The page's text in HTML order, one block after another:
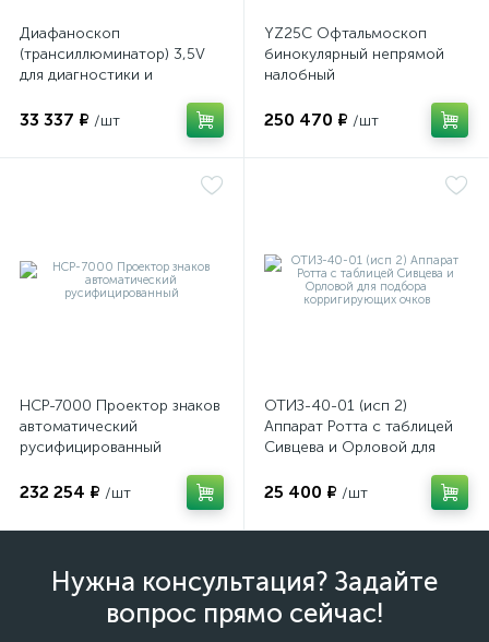
Диафаноскоп
(трансиллюминатор) 3,5V
для диагностики и
структур глазного яблока
33 337 ₽ /шт
YZ25C Офтальмоскоп
бинокулярный непрямой
налобный
250 470 ₽ /шт
НСР-7000 Проектор знаков
автоматический
русифицированный
232 254 ₽ /шт
ОТИЗ-40-01 (исп 2)
Аппарат Ротта с таблицей
Сивцева и Орловой для
очков
25 400 ₽ /шт
Нужна консультация? Задайте
вопрос прямо сейчас!